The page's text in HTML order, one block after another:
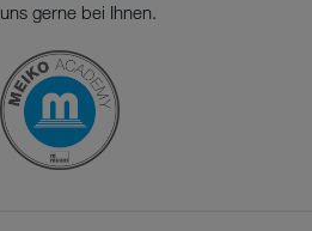
uns gerne bei Ihnen.